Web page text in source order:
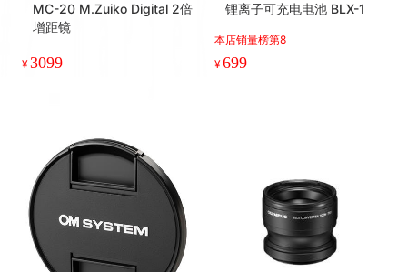
MC-20 M.Zuiko Digital 2倍
增距镜
¥3099
锂离子可充电电池 BLX-1
本店销量榜第8
¥699